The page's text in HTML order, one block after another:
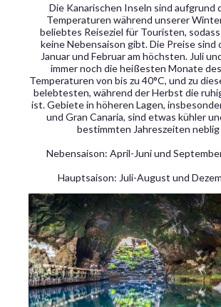
Die Kanarischen Inseln sind aufgrund
Temperaturen während unserer
beliebtes Reiseziel für Touristen,
keine Nebensaison gibt. Die Preise sind
Januar und Februar am höchsten. Juli
immer noch die heißesten Monate
Temperaturen von bis zu 40°C, und zu
belebtesten, während der Herbst die
ist. Gebiete in höheren Lagen,
und Gran Canaria, sind etwas kühler
bestimmten Jahreszeiten neblig
Nebensaison: April-Juni und
Hauptsaison: Juli-August und